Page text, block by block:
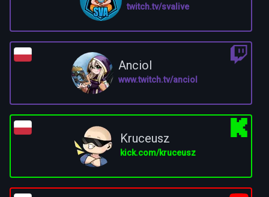
twitch.tv/svalive
Anciol
www.twitch.tv/anciol
Kruceusz
kick.com/kruceusz